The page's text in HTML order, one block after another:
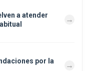
a atender
por la